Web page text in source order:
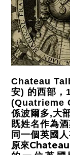
Chateau
安) 的西部，
(Quatrieme
係波爾多,大
既姓名作為
同一個英國
原來